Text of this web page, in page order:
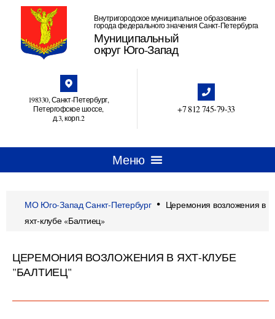
Внутригородское муниципальное образование
города федерального значения Санкт-Петербурга
Муниципальный
округ Юго-Запад
198330, Санкт-Петербург,
Петергофское шоссе,
д.3, корп.2
+7 812 745‑79-33
МО Юго-Запад Санкт-Петербург• Церемония возложения в
яхт-клубе «Балтиец»
ЦЕРЕМОНИЯ ВОЗЛОЖЕНИЯ В ЯХТ-КЛУБЕ
"БАЛТИЕЦ"